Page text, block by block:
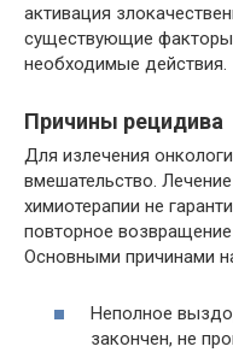
активация
существующие
необходимые действия.
Причины рецидива
Для излечения
вмешательство.
химиотерапии не
повторное
Основными причинами
Неполное
закончен, не